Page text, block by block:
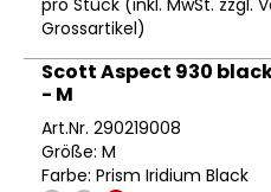
pro Stück (inkl. MwSt. zzgl.
Grossartikel)
Scott Aspect 930
- M
Art.Nr. 290219008
Größe: M
Farbe: Prism Iridium Black